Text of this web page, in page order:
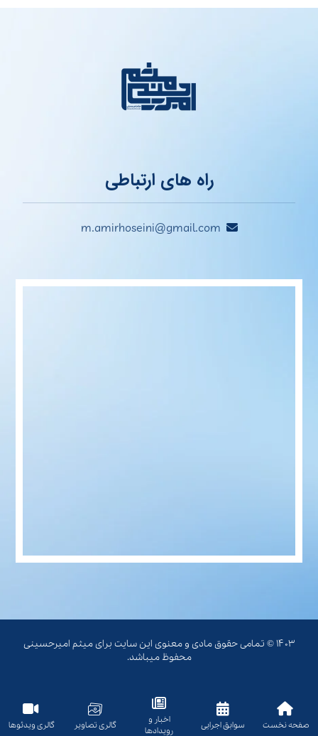
راه های ارتباطی
m.amirhoseini@gmail.com
۱۴۰۳ © تمامی حقوق مادی و معنوی این سایت برای میثم امیرحسینی
محفوظ میباشد.
صفحه نخست سوابق اجرایی
اخبار و
رویدادها
گالری تصاویر گالری ویدئوها